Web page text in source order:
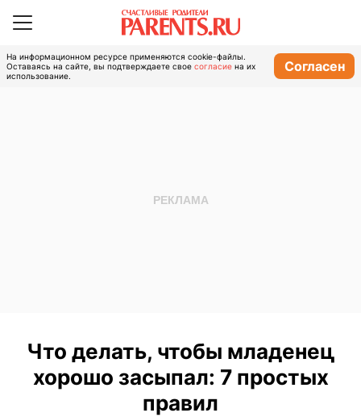
На информационном ресурсе применяются cookie-файлы.
Оставаясь на сайте, вы подтверждаете свое согласие на их
использование.
Согласен
Что делать, чтобы младенец
хорошо засыпал: 7 простых
правил